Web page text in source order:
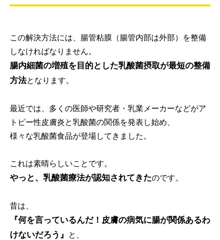
この解決方法には、腸管粘膜（腸管内部は外部）を整備
しなければなりません。
腸内細菌の増殖を目的とした乳酸菌摂取が最短の整備
方法となります。
最近では、多くの医師や研究者・乳業メーカーなどがア
トピー性皮膚炎と乳酸菌の関係を発表し始め、
様々な乳酸菌食品が登場してきました。
これは素晴らしいことです。
やっと、乳酸菌療法が認知されてきたのです。
昔は、
『何を言っているんだ！皮膚の病気に腸が関係あるわ
けないだろう』 と、